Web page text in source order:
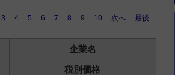
3 4 5 6 7 8 9 10 次へ 最後
企業名
税別価格